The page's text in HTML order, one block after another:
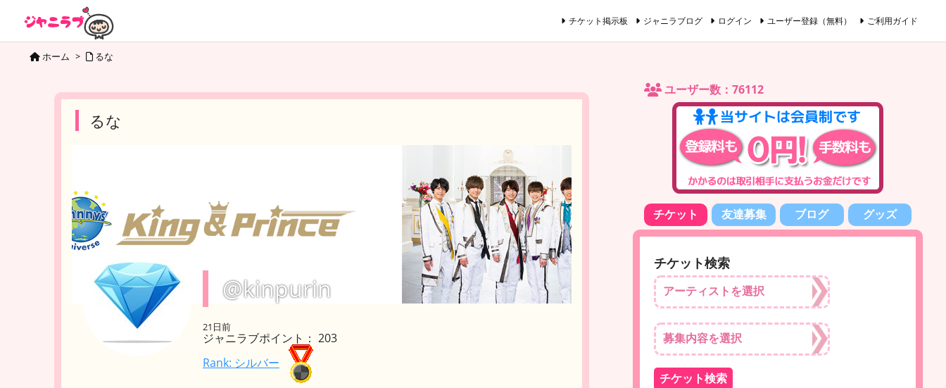
チケット掲示板 ジャニラブログ ログイン ユーザー登録（無料） ご利用ガイド
ホーム > るな
るな
@kinpurin
21日前
ジャニラブポイント： 203
Rank: シルバー
ユーザー数：76112
チケット 友達募集 ブログ グッズ
チケット検索